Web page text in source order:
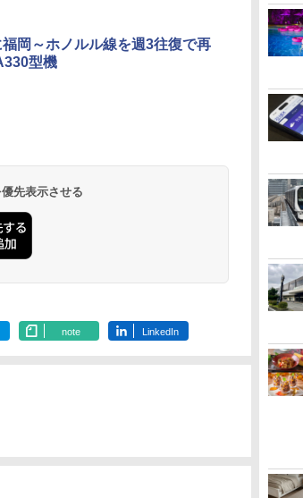
岡～ホノルル線を週3往復で再
型機
先表示させる
note LinkedIn